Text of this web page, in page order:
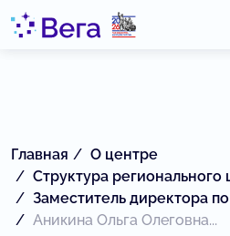
Главная
О центре
Структура регионального
Заместитель директора
Аникина Ольга Олеговна...